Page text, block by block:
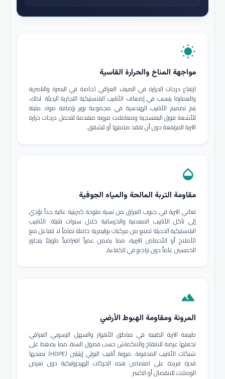
wb_sunny
مواجهة المناخ والحرارة القاسية
ارتفاع درجات الحرارة في الصيف العراقي (خاصة في البصرة والناصرية
والعمارة) يتسبب في إضعاف الأنابيب البلاستيكية التجارية الرديئة. لذلك،
يتم تصميم الأنابيب الهندسية في مجموعة بوير بإضافة مواد مثبتة
للأشعة فوق البنفسجية ومعاملات مرونة متقدمة لتتحمل درجات حرارة
التربة المرتفعة دون أن تفقد صلابتها أو تتشقق.
opacity
مقاومة التربة المالحة والمياه الجوفية
تعاني التربة في جنوب العراق من نسبة ملوحة كبريتية عالية جداً تؤدي
إلى تآكل الأنابيب المعدنية والخرسانية خلال سنوات قليلة. الأنابيب
البلاستيكية الحديثة تصنع من مركبات بوليمرية خاملة تماماً لا تتفاعل مع
الأملاح أو الأحماض التربية، مما يضمن عمراً افتراضياً طويلاً يتجاوز
الخمسين عاماً دون تراجع في الكفاءة.
terrain
المرونة ومقاومة الهبوط الأرضي
طبيعة التربة الطينية في مناطق الأهوار والسهل الرسوبي العراقي
تجعلها عرضة للانتفاخ والانكماش حسب فصول السنة، مما يضغط على
شبكات الأنابيب المدفونة. مرونة أنابيب البولي إيثيلين (HDPE) تمنحها
قدرة فريدة على امتصاص هذه الحركات الهيدروليكية دون تعرض
الوصلات للانفصال أو الكسر.